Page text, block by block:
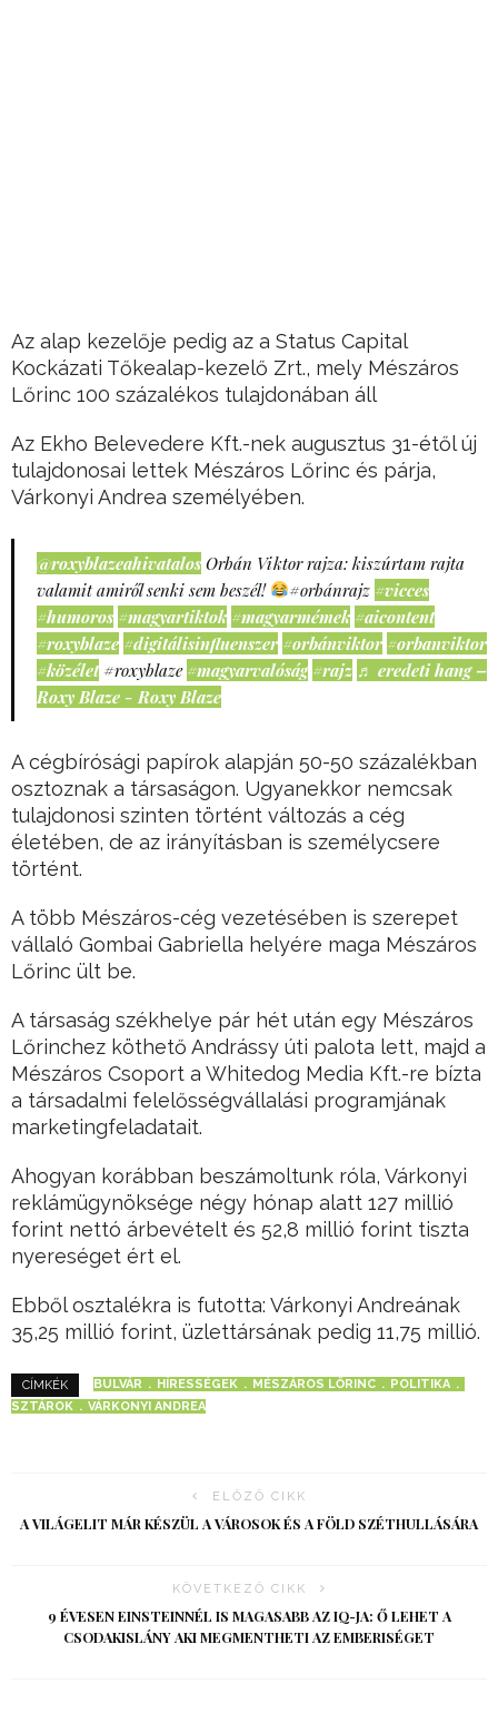
Az alap kezelője pedig az a Status Capital
Kockázati Tőkealap-kezelő Zrt., mely Mészáros
Lőrinc 100 százalékos tulajdonában áll
Az Ekho Belevedere Kft.-nek augusztus 31-étől új
tulajdonosai lettek Mészáros Lőrinc és párja,
Várkonyi Andrea személyében.
@roxyblazeahivatalos Orbán Viktor rajza: kiszúrtam rajta
valamit amiről senki sem beszél!
#orbánrajz #vicces
#humoros #magyartiktok #magyarmémek #aicontent
#roxyblaze #digitálisinfluenszer #orbánviktor #orbanviktor
#közélet #roxyblaze #magyarvalóság #rajz ♬ eredeti hang –
Roxy Blaze - Roxy Blaze
A cégbírósági papírok alapján 50-50 százalékban
osztoznak a társaságon. Ugyanekkor nemcsak
tulajdonosi szinten történt változás a cég
életében, de az irányításban is személycsere
történt.
A több Mészáros-cég vezetésében is szerepet
vállaló Gombai Gabriella helyére maga Mészáros
Lőrinc ült be.
A társaság székhelye pár hét után egy Mészáros
Lőrinchez köthető Andrássy úti palota lett, majd a
Mészáros Csoport a Whitedog Media Kft.-re bízta
a társadalmi felelősségvállalási programjának
marketingfeladatait.
Ahogyan korábban beszámoltunk róla, Várkonyi
reklámügynöksége négy hónap alatt 127 millió
forint nettó árbevételt és 52,8 millió forint tiszta
nyereséget ért el.
Ebből osztalékra is futotta: Várkonyi Andreának
35,25 millió forint, üzlettársának pedig 11,75 millió.
CÍMKÉK BULVÁR HÍRESSÉGEK MÉSZÁROS LŐRINC
POLITIKA
SZTÁROK
VÁRKONYI ANDREA
ELŐZŐ CIKK
A VILÁGELIT MÁR KÉSZÜL A VÁROSOK ÉS A FÖLD SZÉTHULLÁSÁRA
KÖVETKEZŐ CIKK
9 ÉVESEN EINSTEINNÉL IS MAGASABB AZ IQ-JA: Ő LEHET A
CSODAKISLÁNY AKI MEGMENTHETI AZ EMBERISÉGET